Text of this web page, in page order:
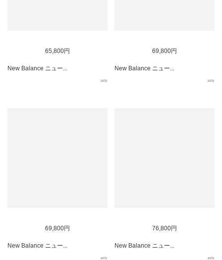
65,800円
New Balance ニュー...
asty
69,800円
New Balance ニュー...
asty
69,800円
New Balance ニュー...
asty
76,800円
New Balance ニュー...
asty